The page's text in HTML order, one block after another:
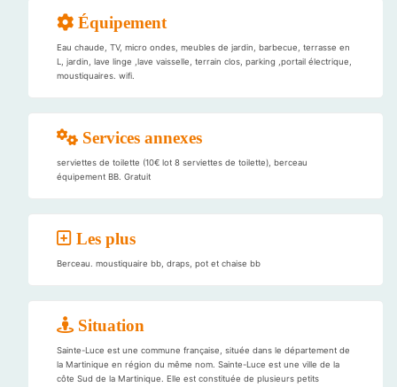
Équipement
Eau chaude, TV, micro ondes, meubles de jardin, barbecue, terrasse en
L, jardin, lave linge ,lave vaisselle, terrain clos, parking ,portail électrique,
moustiquaires. wifi.
Services annexes
serviettes de toilette (10€ lot 8 serviettes de toilette), berceau
équipement BB. Gratuit
Les plus
Berceau. moustiquaire bb, draps, pot et chaise bb
Situation
Sainte-Luce est une commune française, située dans le département de
la Martinique en région du même nom. Sainte-Luce est une ville de la
côte Sud de la Martinique. Elle est constituée de plusieurs petits